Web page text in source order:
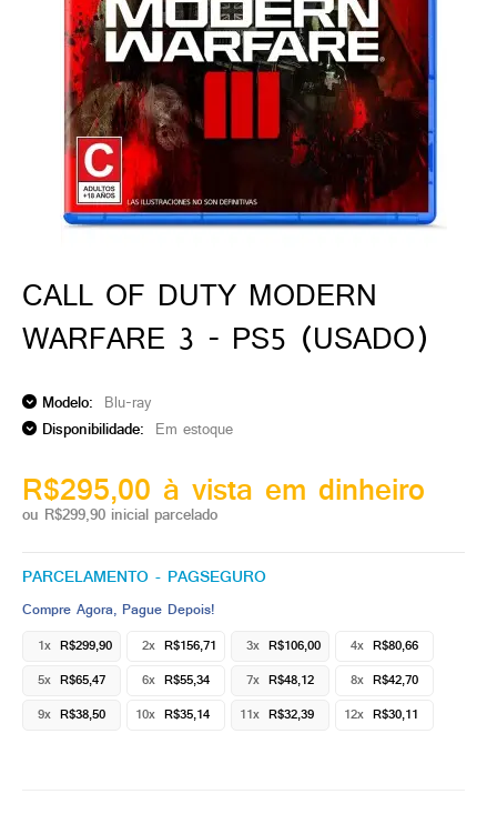
CALL OF DUTY MODERN
WARFARE 3 - PS5 (USADO)
Modelo: Blu-ray
Disponibilidade: Em estoque
R$295,00 à vista em dinheiro
ou R$299,90 inicial parcelado
PARCELAMENTO - PAGSEGURO
Compre Agora, Pague Depois!
1x R$299,90 2x R$156,71 3x R$106,00 4x R$80,66
5x R$65,47 6x R$55,34 7x R$48,12 8x R$42,70
9x R$38,50 10x R$35,14 11x R$32,39 12x R$30,11